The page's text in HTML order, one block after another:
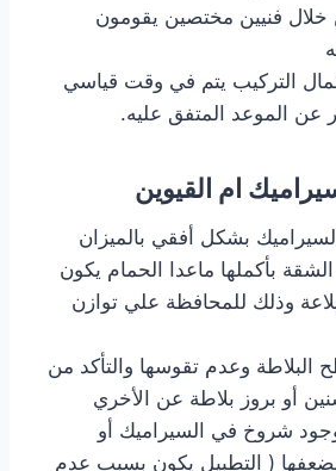
خلال فنيين مختصين يقومون
التركيب يتم في وقت قياسي
عن الموعد المتفق عليه.
ام القيوين
بشكل أفقي بالميزان
بأكملها ماعدا الحمام يكون
وذلك للمحافظة علي توازن
البلاطة وعدم تقوسها والتأكد من
أو بروز بلاطة عن الأخري
وجود شروخ في السيراميك أو
( التطبيل يكون بسبب عدم